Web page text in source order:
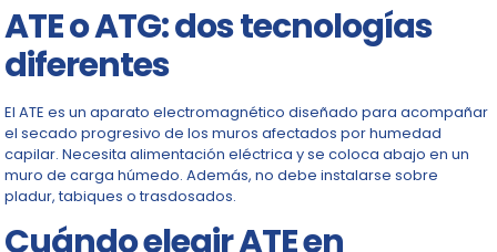
ATE o ATG: dos tecnologías
diferentes
El ATE es un aparato electromagnético diseñado para acompañar
el secado progresivo de los muros afectados por humedad
capilar. Necesita alimentación eléctrica y se coloca abajo en un
muro de carga húmedo. Además, no debe instalarse sobre
pladur, tabiques o trasdosados.
Cuándo elegir ATE en